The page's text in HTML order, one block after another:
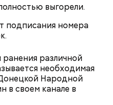
выгорели.
подписания номера
ранения различной
необходимая
Народной
в своем канале в